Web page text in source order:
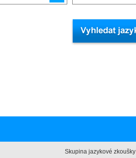
Skupina jazykové zkoušky